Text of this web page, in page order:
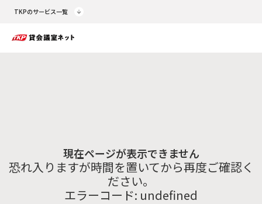
TKPのサービス一覧
現在ページが表示できません
恐れ入りますが時間を置いてから再度ご確認く
ださい。
エラーコード: undefined